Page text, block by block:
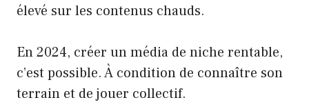
élevé sur les contenus chauds.
En 2024, créer un média de niche rentable,
c’est possible. À condition de connaître son
terrain et de jouer collectif.